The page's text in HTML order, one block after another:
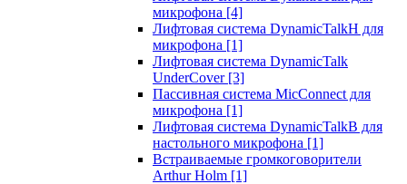
микрофона [4]
Лифтовая система DynamicTalkH для
микрофона [1]
Лифтовая система DynamicTalk
UnderCover [3]
Пассивная система MicConnect для
микрофона [1]
Лифтовая система DynamicTalkB для
настольного микрофона [1]
Встраиваемые громкоговорители
Arthur Holm [1]